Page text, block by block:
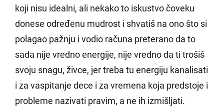
koji nisu idealni, ali nekako to iskustvo čoveku
donese određenu mudrost i shvatiš na ono što si
polagao pažnju i vodio računa preterano da to
sada nije vredno energije, nije vredno da ti trošiš
svoju snagu, živce, jer treba tu energiju kanalisati
i za vaspitanje dece i za vremena koja predstoje i
probleme nazivati pravim, a ne ih izmišljati.